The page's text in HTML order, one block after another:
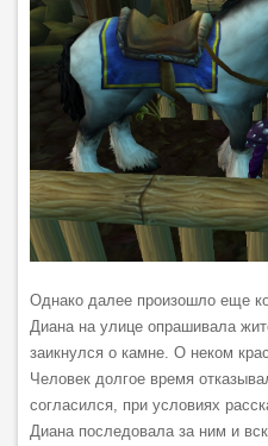
Однако далее произошло еще
Диана на улице опрашивала
заикнулся о камне. О неком
Человек долгое время
согласился, при условиях
Диана последовала за ним и